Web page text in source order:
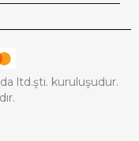
ltd.şti. kuruluşudur.